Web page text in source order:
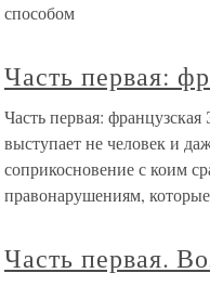
способом
Часть первая:
Часть первая:
выступает не человек и
соприкосновение с коим
правонарушениям, которые
Часть первая.